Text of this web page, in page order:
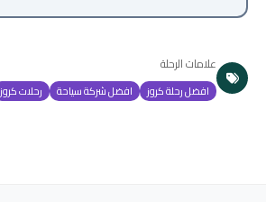
علامات الرحلة
افضل رحلة كروز افضل شركة سياحة رحلات كروز